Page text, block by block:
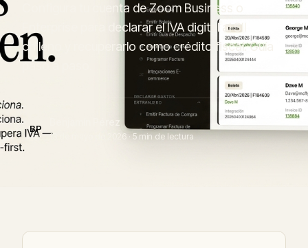
Configura tu cuenta de Zoom Business o
Enterprise para declarar el IVA digital al SII
chileno y recuperarlo como crédito fiscal. Guía
paso a paso.
BP
Benjamín Pérez
13 de mayo de 2026 · 5 min de lectura